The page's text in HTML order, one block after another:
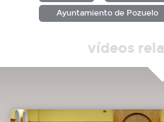
Ayuntamiento de Pozuelo
vídeos